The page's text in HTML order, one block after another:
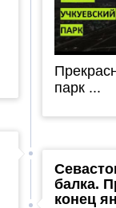
парк ...
балка.
конец